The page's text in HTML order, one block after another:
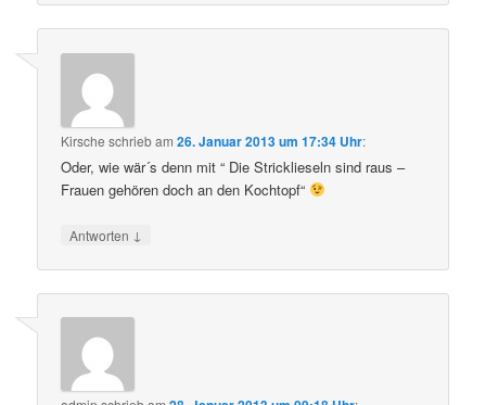
Kirsche schriebam26. Januar 2013 um 17:34 Uhr:
Oder, wie wär´s denn mit “ Die Stricklieseln sind raus –
Frauen gehören doch an den Kochtopf“
Antworten ↓